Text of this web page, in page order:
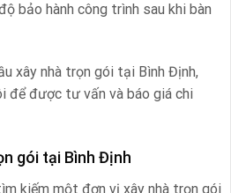
bảo hành công trình sau khi bàn
xây nhà trọn gói tại Bình Định,
để được tư vấn và báo giá chi
gói tại Bình Định
kiếm một đơn vị xây nhà trọn gói